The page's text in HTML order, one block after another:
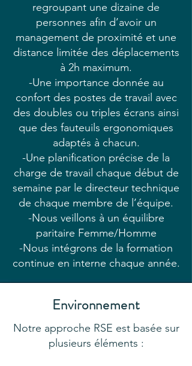
regroupant une dizaine de
personnes afin d’avoir un
management de proximité et une
distance limitée des déplacements
à 2h maximum.
-Une importance donnée au
confort des postes de travail avec
des doubles ou triples écrans ainsi
que des fauteuils ergonomiques
adaptés à chacun.
-Une planification précise de la
charge de travail chaque début de
semaine par le directeur technique
de chaque membre de l’équipe.
-Nous veillons à un équilibre
paritaire Femme/Homme
-Nous intégrons de la formation
continue en interne chaque année.
Environnement
Notre approche RSE est basée sur
plusieurs éléments :